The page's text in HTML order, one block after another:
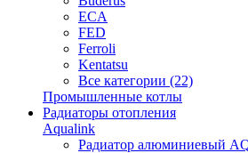
ECA
FED
Ferroli
Kentatsu
Все категории (22)
Промышленные котлы
Радиаторы отопления
Aqualink
Радиатор алюминиевый